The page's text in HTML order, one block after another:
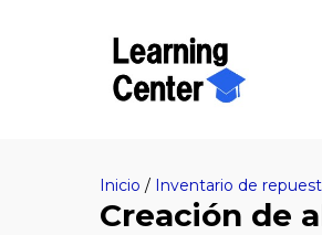
Inicio / Inventario de
Creación de